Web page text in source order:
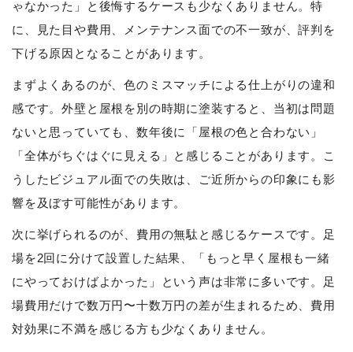
ゃなかった」と後悔するケースも少なくありません。特
に、見た目や費用、メンテナンス面での不一致が、評判を
下げる原因となることがあります。
まずよくあるのが、色のミスマッチによる仕上がりの違和
感です。外壁と屋根を別の時期に塗装すると、当初は問題
ないと思っていても、数年後に「屋根の色と合わない」
「全体がちぐはぐに見える」と感じることがあります。こ
うしたビジュアル面での失敗は、ご近所からの印象にも影
響を及ぼす可能性があります。
次に挙げられるのが、費用の無駄と感じるケースです。足
場を2回に分けて設置した結果、「もっと早く屋根も一緒
にやっておけばよかった」という声は非常に多いです。足
場費用だけで数万円〜十数万円の差が生まれるため、費用
対効果に不満を感じる方も少なくありません。